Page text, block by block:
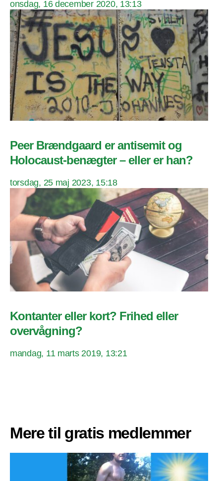
onsdag, 16 december 2020, 13:13
Peer Brændgaard er antisemit og
Holocaust-benægter – eller er han?
torsdag, 25 maj 2023, 15:18
Kontanter eller kort? Frihed eller
overvågning?
mandag, 11 marts 2019, 13:21
Mere til gratis medlemmer